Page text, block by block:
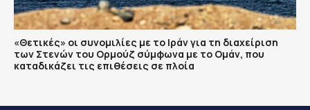
«Θετικές» οι συνομιλίες με το Ιράν για τη διαχείριση
των Στενών του Ορμούζ σύμφωνα με το Ομάν, που
καταδικάζει τις επιθέσεις σε πλοία